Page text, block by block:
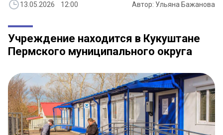
13.05.2026 12:00 Автор: Ульяна Бажанова
Учреждение находится в Кукуштане
Пермского муниципального округа